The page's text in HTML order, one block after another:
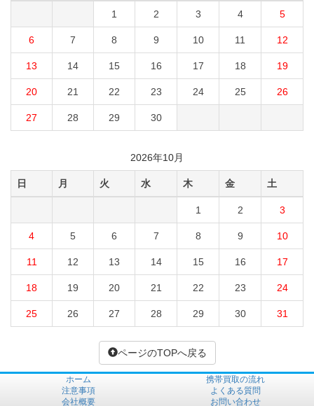
1 2 3 4 5
6 7 8 9 10 11 12
13 14 15 16 17 18 19
20 21 22 23 24 25 26
27 28 29 30
2026年10月
日 月 火 水 木 金 土
1 2 3
4 5 6 7 8 9 10
11 12 13 14 15 16 17
18 19 20 21 22 23 24
25 26 27 28 29 30 31
ページのTOPへ戻る
ホーム
携帯買取の流れ
注意事項
よくある質問
会社概要
お問い合わせ